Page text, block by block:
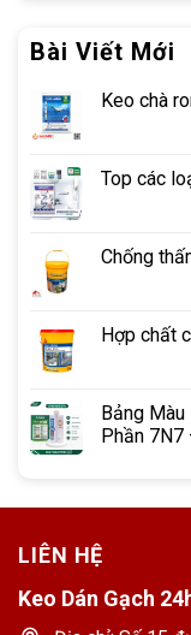
Bài Viết Mới
Keo chà
Top các
Chống
Hợp chất
Bảng
Phần 7N7
Những
Chống Dột.
Trám bít vết nứt
Chống thấm
Chống thấm
Dán khe nứt
Xử lý những
LIÊN HỆ
Keo Dán Gạch